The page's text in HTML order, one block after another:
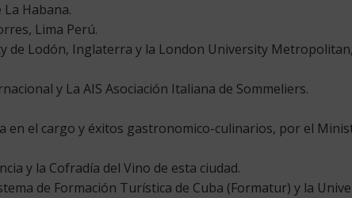
Habana.
Lima Perú.
de Lodón, Inglaterra y la London University
y La AIS Asociación Italiana de Sommeliers.
el cargo y éxitos gastronomico-culinarios, por el
y la Cofradía del Vino de esta ciudad.
de Formación Turística de Cuba (Formatur) y la